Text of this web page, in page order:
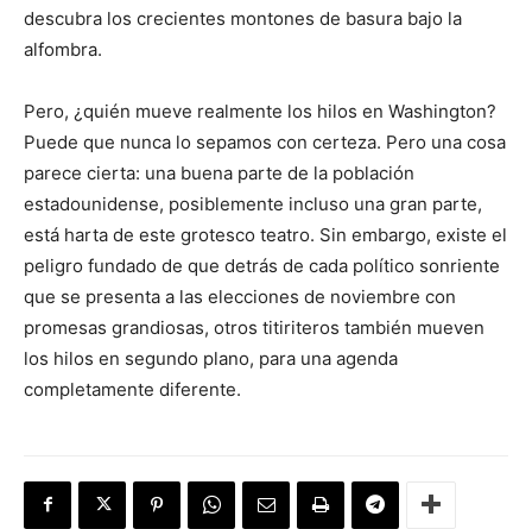
descubra los crecientes montones de basura bajo la
alfombra.
Pero, ¿quién mueve realmente los hilos en Washington?
Puede que nunca lo sepamos con certeza. Pero una cosa
parece cierta: una buena parte de la población
estadounidense, posiblemente incluso una gran parte,
está harta de este grotesco teatro. Sin embargo, existe el
peligro fundado de que detrás de cada político sonriente
que se presenta a las elecciones de noviembre con
promesas grandiosas, otros titiriteros también mueven
los hilos en segundo plano, para una agenda
completamente diferente.